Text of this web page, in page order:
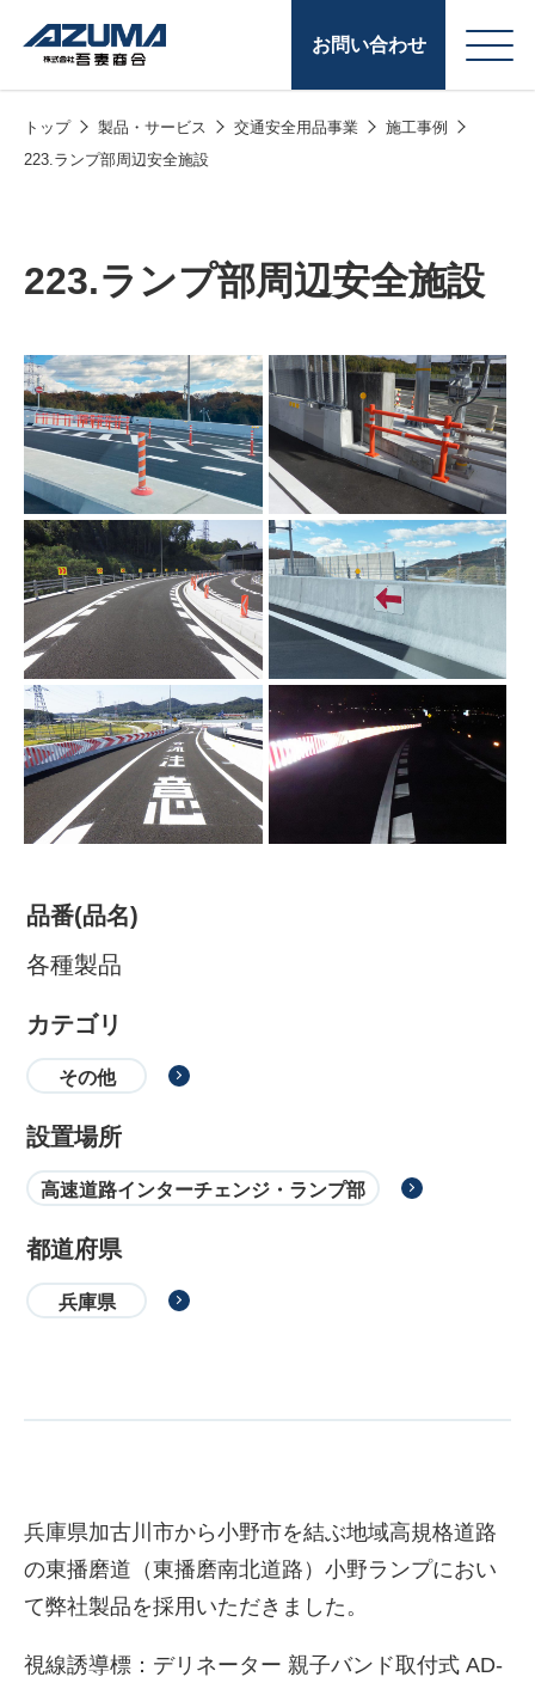
お問い合わせ
株式会社吾妻商会 会
社案内
要
内
製品・サービス
燃料小口配送
潤滑油
給油カード
(ガソリンカード)
コークス・鋳物
トップ 製品・サービス 交通安全用品事業
施工事例
223.ランプ部周辺安全施設
223.ランプ部周辺安全施設
品番(品名)
各種製品
カテゴリ
その他
設置場所
高速道路インターチェンジ・ランプ部
都道府県
兵庫県
兵庫県加古川市から小野市を結ぶ地域高規格道路
の東播磨道（東播磨南北道路）小野ランプにおい
て弊社製品を採用いただきました。
視線誘導標：デリネーター 親子バンド取付式 AD-